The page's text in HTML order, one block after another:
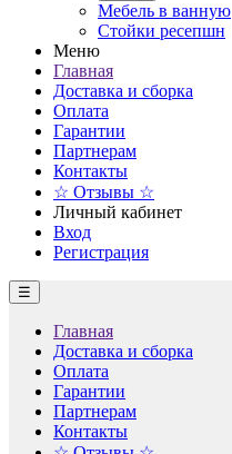
Мебель в ванную
Стойки ресепшн
Меню
Главная
Доставка и сборка
Оплата
Гарантии
Партнерам
Контакты
☆ Отзывы ☆
Личный кабинет
Вход
Регистрация
☰
Главная
Доставка и сборка
Оплата
Гарантии
Партнерам
Контакты